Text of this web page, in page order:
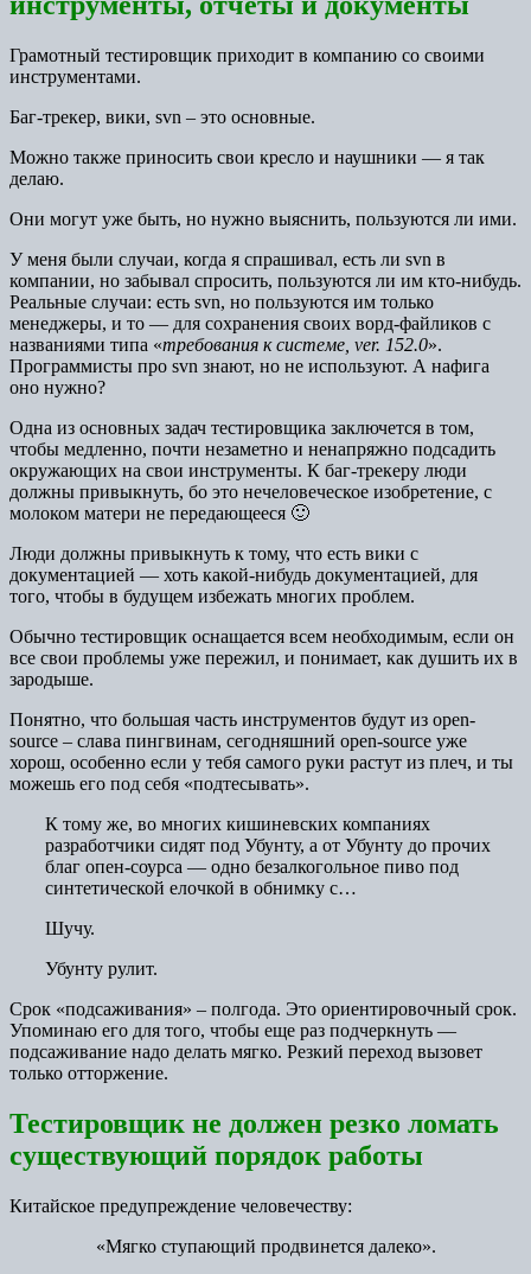
Грамотный тестировщик приходит в компанию со своими
инструментами.
Баг-трекер, вики, svn – это основные.
Можно также приносить свои кресло и наушники — я так
делаю.
Они могут уже быть, но нужно выяснить, пользуются ли ими.
У меня были случаи, когда я спрашивал, есть ли svn в
компании, но забывал спросить, пользуются ли им кто-нибудь.
Реальные случаи: есть svn, но пользуются им только
менеджеры, и то — для сохранения своих ворд-файликов с
названиями типа «требования к системе, ver. 152.0».
Программисты про svn знают, но не используют. А нафига
оно нужно?
Одна из основных задач тестировщика заключется в том,
чтобы медленно, почти незаметно и ненапряжно подсадить
окружающих на свои инструменты. К баг-трекеру люди
должны привыкнуть, бо это нечеловеческое изобретение, с
молоком матери не передающееся 🙂
Люди должны привыкнуть к тому, что есть вики с
документацией — хоть какой-нибудь документацией, для
того, чтобы в будущем избежать многих проблем.
Обычно тестировщик оснащается всем необходимым, если он
все свои проблемы уже пережил, и понимает, как душить их в
зародыше.
Понятно, что большая часть инструментов будут из open-
source – слава пингвинам, сегодняшний open-source уже
хорош, особенно если у тебя самого руки растут из плеч, и ты
можешь его под себя «подтесывать».
К тому же, во многих кишиневских компаниях
разработчики сидят под Убунту, а от Убунту до прочих
благ опен-соурса — одно безалкогольное пиво под
синтетической елочкой в обнимку с…
Шучу.
Убунту рулит.
Срок «подсаживания» – полгода. Это ориентировочный срок.
Упоминаю его для того, чтобы еще раз подчеркнуть —
подсаживание надо делать мягко. Резкий переход вызовет
только отторжение.
Тестировщик не должен резко ломать
существующий порядок работы
Китайское предупреждение человечеству:
«Мягко ступающий продвинется далеко».